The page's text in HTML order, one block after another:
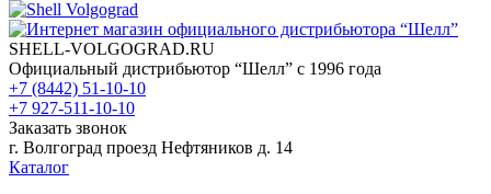
SHELL-VOLGOGRAD.RU
Официальный дистрибьютор “Шелл” с 1996 года
+7 (8442) 51-10-10
+7 927-511-10-10
Заказать звонок
г. Волгоград проезд Нефтяников д. 14
Каталог